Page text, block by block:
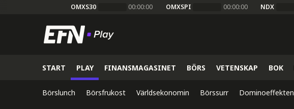
OMXS30 00:00:00 OMXSPI 00:00:00 NDX
START PLAY FINANSMAGASINET BÖRS VETENSKAP BOK
Börslunch Börsfrukost Världsekonomin Börssurr Dominoeffekten